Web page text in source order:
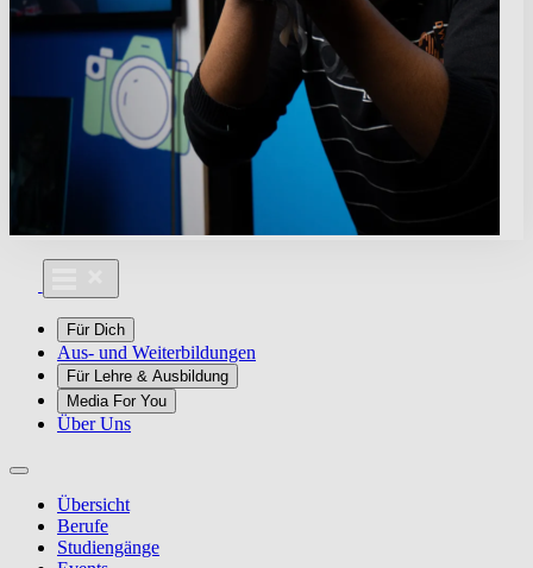
Für Dich
Aus- und Weiterbildungen
Für Lehre & Ausbildung
Media For You
Über Uns
Übersicht
Berufe
Studiengänge